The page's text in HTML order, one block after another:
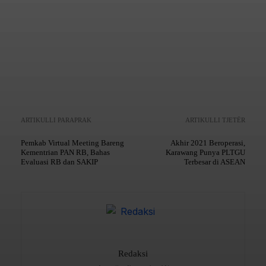
ARTIKULLI PARAPRAK
Pemkab Virtual Meeting Bareng
Kementrian PAN RB, Bahas
Evaluasi RB dan SAKIP
ARTIKULLI TJETËR
Akhir 2021 Beroperasi,
Karawang Punya PLTGU
Terbesar di ASEAN
Redaksi